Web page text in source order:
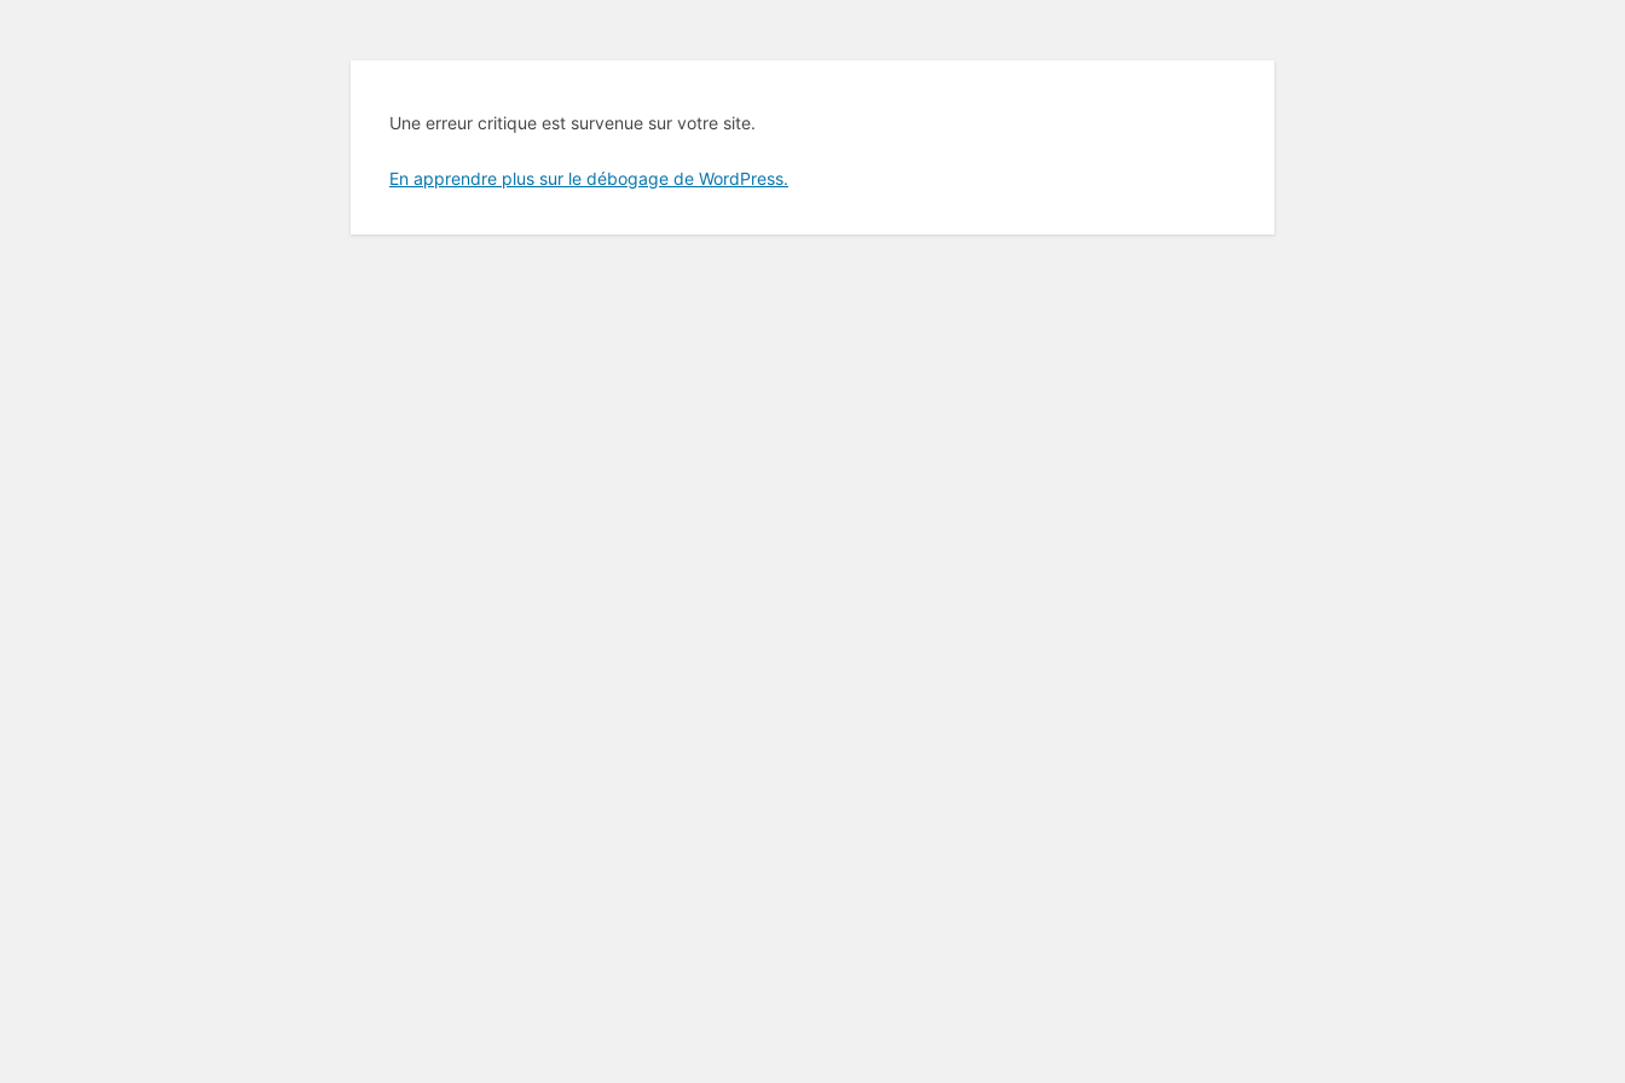
Une erreur critique est survenue sur votre site.
En apprendre plus sur le débogage de WordPress.